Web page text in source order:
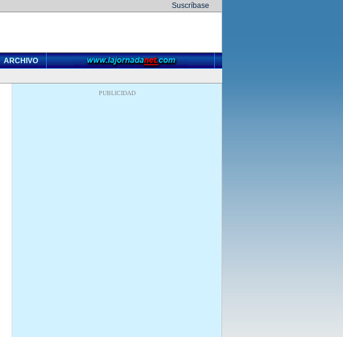
Suscríbase
ARCHIVO
PUBLICIDAD